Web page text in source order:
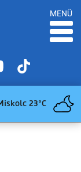
MENÜ
23°C